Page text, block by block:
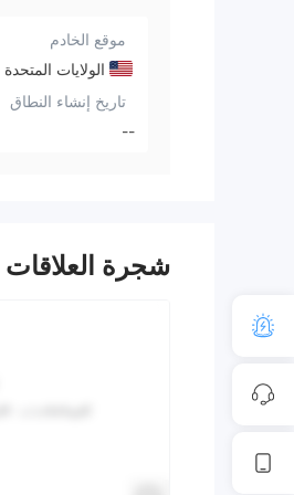
موقع الخادم
الولايات المتحدة
تاريخ إنشاء النطاق
--
شجرة العلاقات